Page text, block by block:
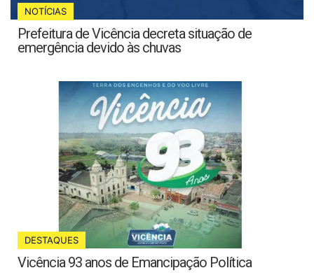
NOTÍCIAS
Prefeitura de Vicência decreta situação de
emergência devido às chuvas
DESTAQUES
Vicência 93 anos de Emancipação Política